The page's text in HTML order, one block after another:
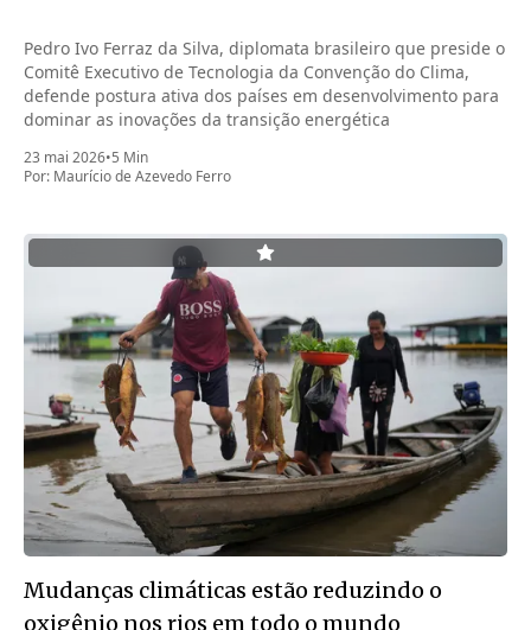
Pedro Ivo Ferraz da Silva, diplomata brasileiro que preside o
Comitê Executivo de Tecnologia da Convenção do Clima,
defende postura ativa dos países em desenvolvimento para
dominar as inovações da transição energética
23 mai 2026•5 Min
Por: Maurício de Azevedo Ferro
Mudanças climáticas estão reduzindo o
oxigênio nos rios em todo o mundo